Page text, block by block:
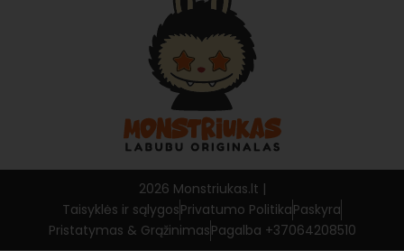
2026 Monstriukas.lt |
Taisyklės ir sąlygosPrivatumo PolitikaPaskyra
Pristatymas & GrąžinimasPagalba +37064208510